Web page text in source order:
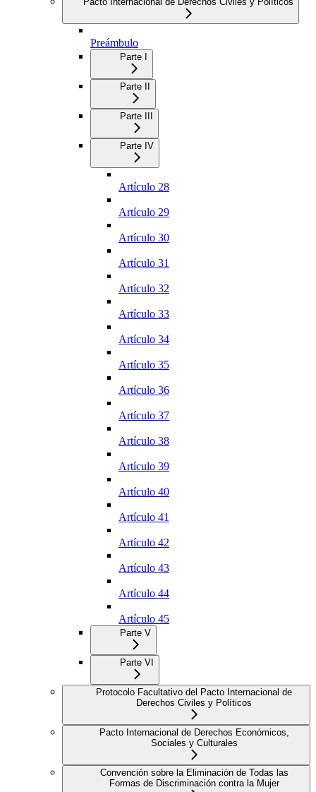
Preámbulo
Parte I
Parte II
Parte III
Parte IV
Artículo 28
Artículo 29
Artículo 30
Artículo 31
Artículo 32
Artículo 33
Artículo 34
Artículo 35
Artículo 36
Artículo 37
Artículo 38
Artículo 39
Artículo 40
Artículo 41
Artículo 42
Artículo 43
Artículo 44
Artículo 45
Parte V
Parte VI
Protocolo Facultativo del Pacto Internacional de
Derechos Civiles y Políticos
Pacto Internacional de Derechos Económicos,
Sociales y Culturales
Convención sobre la Eliminación de Todas las
Formas de Discriminación contra la Mujer